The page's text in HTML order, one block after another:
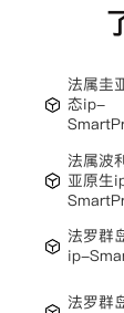
法属圭
态ip-
法属波
亚原生
法罗群
ip-
法罗群